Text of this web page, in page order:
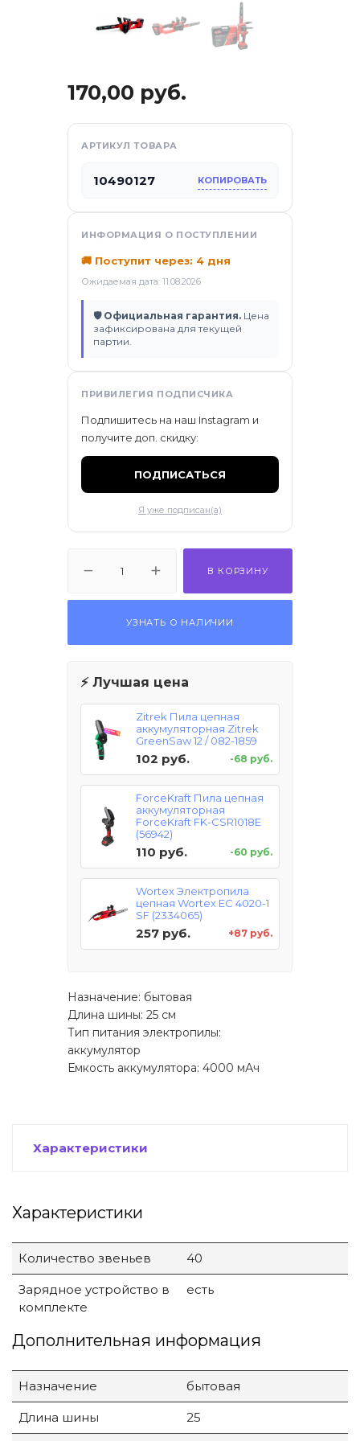
170,00 руб.
АРТИКУЛ ТОВАРА
10490127 КОПИРОВАТЬ
ИНФОРМАЦИЯ О ПОСТУПЛЕНИИ
🚚 Поступит через: 4 дня
Ожидаемая дата: 11.08.2026
🛡 Официальная гарантия. Цена
зафиксирована для текущей
партии.
ПРИВИЛЕГИЯ ПОДПИСЧИКА
Подпишитесь на наш Instagram и
получите доп. скидку:
ПОДПИСАТЬСЯ
Я уже подписан(а)
В КОРЗИНУ
УЗНАТЬ О НАЛИЧИИ
⚡ Лучшая цена
Zitrek Пила цепная
аккумуляторная Zitrek
GreenSaw 12 / 082-1859
102 руб. -68 руб.
ForceKraft Пила цепная
аккумуляторная
ForceKraft FK-CSR1018E
(56942)
110 руб. -60 руб.
Wortex Электропила
цепная Wortex EC 4020-1
SF (2334065)
257 руб. +87 руб.
Назначение: бытовая
Длина шины: 25 см
Тип питания электропилы:
аккумулятор
Емкость аккумулятора: 4000 мАч
Характеристики
Характеристики
Количество звеньев 40
Зарядное устройство в
комплекте
есть
Дополнительная информация
Назначение бытовая
Длина шины 25